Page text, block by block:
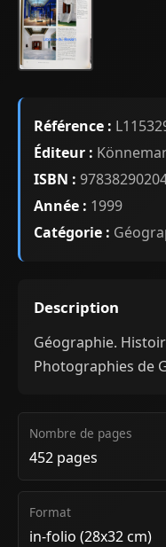
Référence :
Éditeur :
ISBN :
Année : 1999
Catégorie :
Description
Géographie.
Photographies de
Nombre de pages
452 pages
Format
in-folio (28x32 cm)